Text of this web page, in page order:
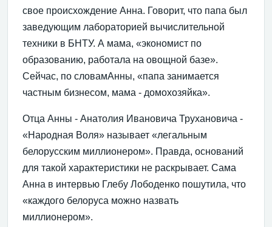
свое происхождение Анна. Говорит, что папа был
заведующим лабораторией вычислительной
техники в БНТУ. А мама, «экономист по
образованию, работала на овощной базе».
Сейчас, по словамАнны, «папа занимается
частным бизнесом, мама - домохозяйка».
Отца Анны - Анатолия Ивановича Трухановича -
«Народная Воля» называет «легальным
белорусским миллионером». Правда, оснований
для такой характеристики не раскрывает. Сама
Анна в интервью Глебу Лободенко пошутила, что
«каждого белоруса можно назвать
миллионером».